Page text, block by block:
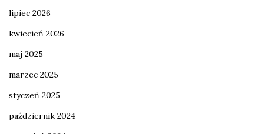
lipiec 2026
kwiecień 2026
maj 2025
marzec 2025
styczeń 2025
październik 2024